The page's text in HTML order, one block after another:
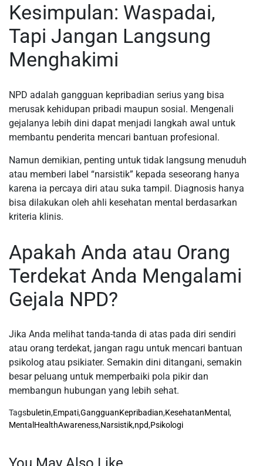
Kesimpulan: Waspadai,
Tapi Jangan Langsung
Menghakimi
NPD adalah gangguan kepribadian serius yang bisa
merusak kehidupan pribadi maupun sosial. Mengenali
gejalanya lebih dini dapat menjadi langkah awal untuk
membantu penderita mencari bantuan profesional.
Namun demikian, penting untuk tidak langsung menuduh
atau memberi label “narsistik” kepada seseorang hanya
karena ia percaya diri atau suka tampil. Diagnosis hanya
bisa dilakukan oleh ahli kesehatan mental berdasarkan
kriteria klinis.
Apakah Anda atau Orang
Terdekat Anda Mengalami
Gejala NPD?
Jika Anda melihat tanda-tanda di atas pada diri sendiri
atau orang terdekat, jangan ragu untuk mencari bantuan
psikolog atau psikiater. Semakin dini ditangani, semakin
besar peluang untuk memperbaiki pola pikir dan
membangun hubungan yang lebih sehat.
Tagsbuletin,Empati,GangguanKepribadian,KesehatanMental ,
MentalHealthAwareness,Narsistik,npd,Psikologi